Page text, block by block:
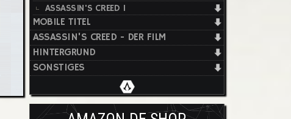
ASSASSIN'S CREED 1
MOBILE TITEL
ASSASSIN'S CREED - DER FILM
HINTERGRUND
SONSTIGES